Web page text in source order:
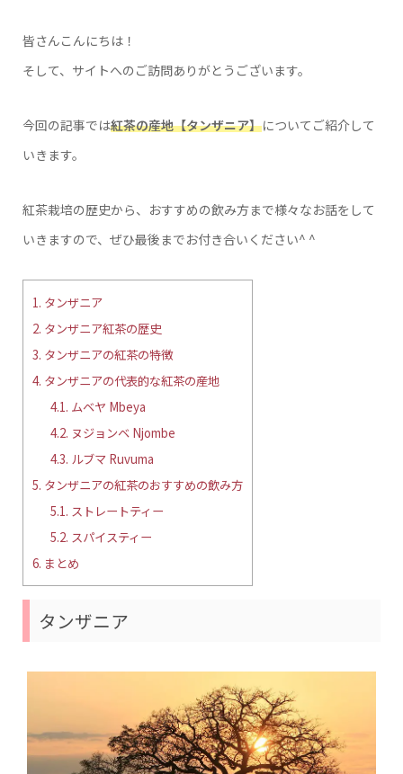
皆さんこんにちは！
そして、サイトへのご訪問ありがとうございます。
今回の記事では紅茶の産地【タンザニア】についてご紹介して
いきます。
紅茶栽培の歴史から、おすすめの飲み方まで様々なお話をして
いきますので、ぜひ最後までお付き合いください^ ^
1. タンザニア
2. タンザニア紅茶の歴史
3. タンザニアの紅茶の特徴
4. タンザニアの代表的な紅茶の産地
4.1. ムベヤ Mbeya
4.2. ヌジョンベ Njombe
4.3. ルブマ Ruvuma
5. タンザニアの紅茶のおすすめの飲み方
5.1. ストレートティー
5.2. スパイスティー
6. まとめ
タンザニア